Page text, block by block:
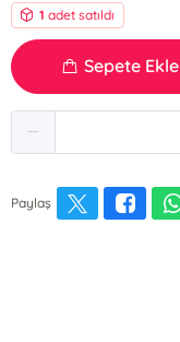
1 adet satıldı
Sepete Ekle
Paylaş